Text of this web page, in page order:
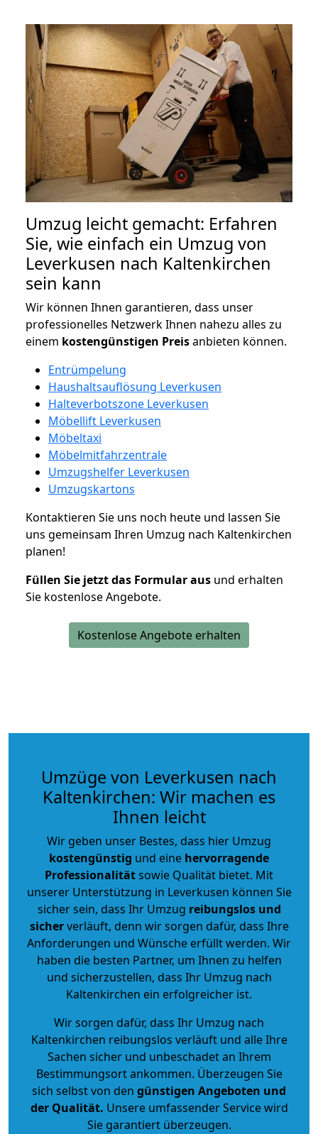
Umzug leicht gemacht: Erfahren
Sie, wie einfach ein Umzug von
Leverkusen nach Kaltenkirchen
sein kann
Wir können Ihnen garantieren, dass unser
professionelles Netzwerk Ihnen nahezu alles zu
einem kostengünstigen Preisanbieten können.
Entrümpelung
Haushaltsauflösung Leverkusen
Halteverbotszone Leverkusen
Möbellift Leverkusen
Möbeltaxi
Möbelmitfahrzentrale
Umzugshelfer Leverkusen
Umzugskartons
Kontaktieren Sie uns noch heute und lassen Sie
uns gemeinsam Ihren Umzug nach Kaltenkirchen
planen!
Füllen Sie jetzt das Formular aus und erhalten
Sie kostenlose Angebote.
Kostenlose Angebote erhalten
Umzüge von Leverkusen nach
Kaltenkirchen: Wir machen es
Ihnen leicht
Wir geben unser Bestes, dass hier Umzug
kostengünstig und eine hervorragende
Professionalitätsowie Qualität bietet. Mit
unserer Unterstützung in Leverkusen können Sie
sicher sein, dass Ihr Umzug reibungslos und
sicherverläuft, denn wir sorgen dafür, dass Ihre
Anforderungen und Wünsche erfüllt werden. Wir
haben die besten Partner, um Ihnen zu helfen
und sicherzustellen, dass Ihr Umzug nach
Kaltenkirchen ein erfolgreicher ist.
Wir sorgen dafür, dass Ihr Umzug nach
Kaltenkirchen reibungslos verläuft und alle Ihre
Sachen sicher und unbeschadet an Ihrem
Bestimmungsort ankommen. Überzeugen Sie
sich selbst von den günstigen Angeboten und
der Qualität. Unsere umfassender Service wird
Sie garantiert überzeugen.